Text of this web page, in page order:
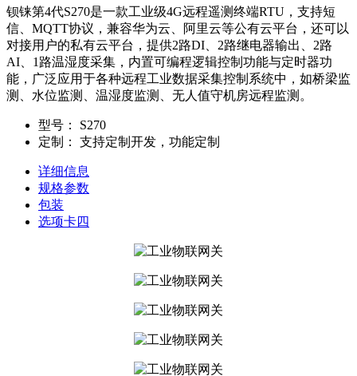
钡铼第4代S270是一款工业级4G远程遥测终端RTU，支持短
信、MQTT协议，兼容华为云、阿里云等公有云平台，还可以
对接用户的私有云平台，提供2路DI、2路继电器输出、2路
AI、1路温湿度采集，内置可编程逻辑控制功能与定时器功
能，广泛应用于各种远程工业数据采集控制系统中，如桥梁监
测、水位监测、温湿度监测、无人值守机房远程监测。
型号：
S270
定制：
支持定制开发，功能定制
详细信息
规格参数
包装
选项卡四